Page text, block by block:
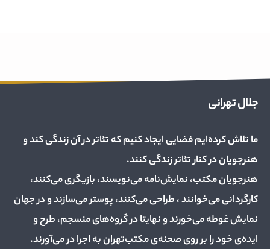
جلال تهرانی
ما تلاش کرده‌ایم فضایی ایجاد کنیم که تئاتر در آن زندگی کند و
هنرجویان در کنار تئاتر زندگی کنند.
هنرجویان مکتب، نمایش‌نامه می‌نویسند، بازیگری می‌کنند،
کارگردانی می‌خوانند ، طراحی می‌کنند، پوستر می‌سازند و در جهان
نمایش غوطه می‌خورند و نهایتا در گروه‌های منسجم، طرح و
ایده‌ی خود را بر روی صحنه‌ی مکتب‌تهران به اجرا در می‌آورند.